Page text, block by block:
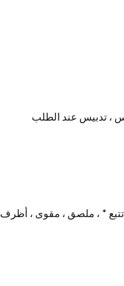
* ، ملصق ، مقوى ، أظرف